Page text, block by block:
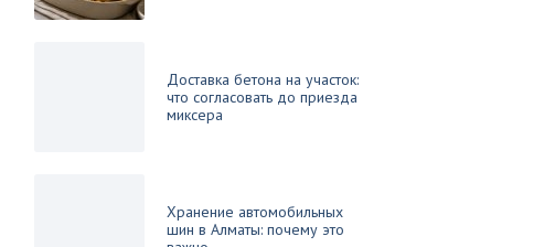
Доставка бетона на участок:
что согласовать до приезда
миксера
Хранение автомобильных
шин в Алматы: почему это